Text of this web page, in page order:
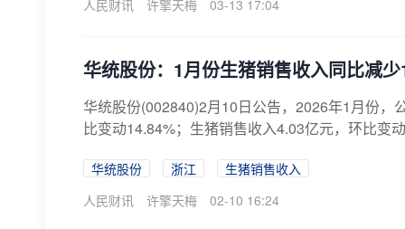
人民财讯 许擎天梅 03-13 17:04
华统股份：1月份生猪销售收入同比减
华统股份(002840)2月10日公告，2026年1月份，
比变动14.84%；生猪销售收入4.03亿元，环比变
华统股份 浙江
生猪销售收入
人民财讯
许擎天梅 02-10 16:24